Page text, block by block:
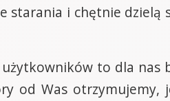
starania i chętnie
to dla nas
od Was